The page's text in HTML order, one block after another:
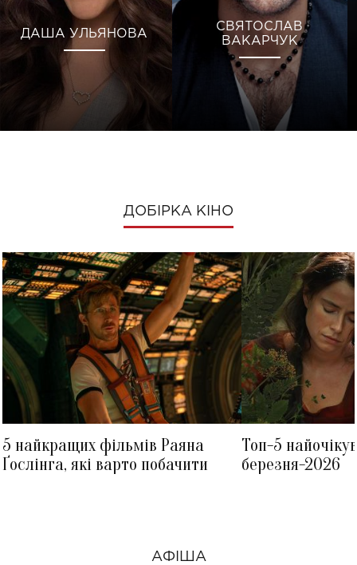
ДАША УЛЬЯНОВА
СВЯТОСЛАВ
ВАКАРЧУК
ДОБІРКА КІНО
5 найкращих фільмів Раяна
Ґослінга, які варто побачити
Топ-5
березня-2026
АФІША